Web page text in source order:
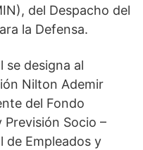
del Despacho del
la Defensa.
se designa al
Nilton Ademir
del Fondo
Socio –
de Empleados y